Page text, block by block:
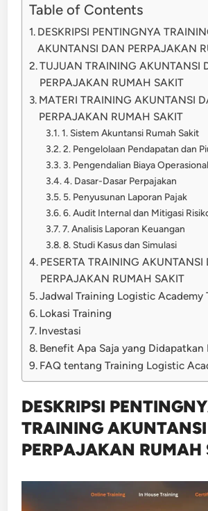
Table of Contents
DESKRIPSI PENTINGNYA
AKUNTANSI DAN PERPAJAKAN
TUJUAN TRAINING AKUNTANSI
PERPAJAKAN RUMAH SAKIT
MATERI TRAINING AKUNTANSI
PERPAJAKAN RUMAH SAKIT
1. Sistem Akuntansi Rumah Sakit
2. Pengelolaan Pendapatan dan
3. Pengendalian Biaya Operasional
4. Dasar-Dasar Perpajakan
5. Penyusunan Laporan Pajak
6. Audit Internal dan Mitigasi
7. Analisis Laporan Keuangan
8. Studi Kasus dan Simulasi
PESERTA TRAINING AKUNTANSI
PERPAJAKAN RUMAH SAKIT
Jadwal Training Logistic Academy
Lokasi Training
Investasi
Benefit Apa Saja yang Didapatkan
FAQ tentang Training Logistic
DESKRIPSI
TRAINING
PERPAJAKAN RUMAH